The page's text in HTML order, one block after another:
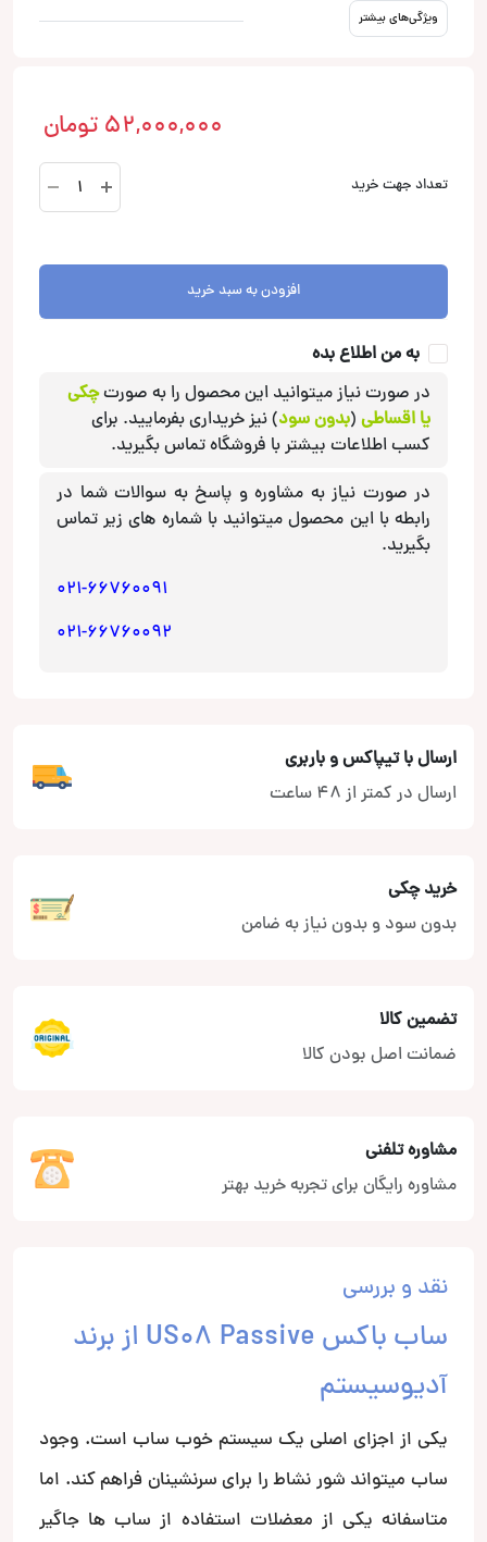
ویژگی‌های بیشتر
52,000,000 تومان
تعداد جهت خرید
US08
PASSIVE
عدد
افزودن به سبد خرید
به من اطلاع بده
در صورت نیاز میتوانید این محصول را به صورتچکی
یا اقساطی (بدون سود) نیز خریداری بفرمایید. برای
کسب اطلاعات بیشتر با فروشگاه تماس بگیرید.
در صورت نیاز به مشاوره و پاسخ به سوالات شما در
رابطه با این محصول میتوانید با شماره های زیر تماس
بگیرید.
021-66760091
021-66760092
ارسال با تیپاکس و باربری
ارسال در کمتر از 48 ساعت
خرید چکی
بدون سود و بدون نیاز به ضامن
تضمین کالا
ضمانت اصل بودن کالا
مشاوره تلفنی
مشاوره رایگان برای تجربه خرید بهتر
نقد و بررسی
ساب باکس US08 Passive از برند
آدیوسیستم
یکی از اجزای اصلی یک سیستم خوب ساب است. وجود
ساب میتواند شور نشاط را برای سرنشینان فراهم کند. اما
متاسفانه یکی از معضلات استفاده از ساب ها جاگیر